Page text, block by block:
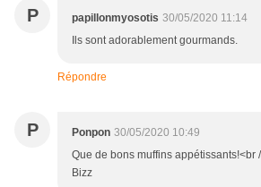
P papillonmyosotis 30/05/2020 11:14
Ils sont adorablement gourmands.
Répondre
P Ponpon 30/05/2020 10:49
Que de bons muffins appétissants!<br
Bizz